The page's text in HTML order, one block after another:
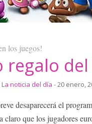
los juegos!
regalo
La noticia del día - 20 enero,
desaparecerá el
claro que los jugadores